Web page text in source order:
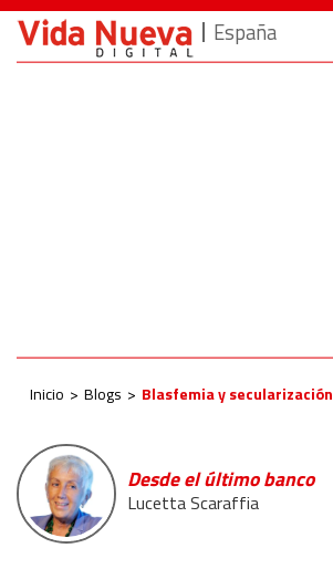
España
Inicio Blogs Blasfemia y secularización
Desde el último banco
Lucetta Scaraffia